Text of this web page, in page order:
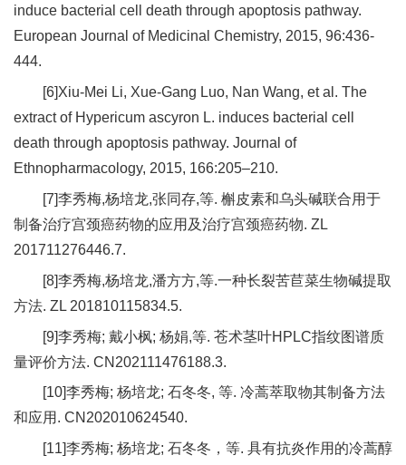
induce bacterial cell death through apoptosis pathway.
European Journal of Medicinal Chemistry, 2015, 96:436-
444.
[6]Xiu-Mei Li, Xue-Gang Luo, Nan Wang, et al. The
extract of Hypericum ascyron L. induces bacterial cell
death through apoptosis pathway. Journal of
Ethnopharmacology, 2015, 166:205–210.
[7]李秀梅,杨培龙,张同存,等. 槲皮素和乌头碱联合用于
制备治疗宫颈癌药物的应用及治疗宫颈癌药物. ZL
201711276446.7.
[8]李秀梅,杨培龙,潘方方,等.一种长裂苦苣菜生物碱提取
方法. ZL 201810115834.5.
[9]李秀梅; 戴小枫; 杨娟,等. 苍术茎叶HPLC指纹图谱质
量评价方法. CN202111476188.3.
[10]李秀梅; 杨培龙; 石冬冬, 等. 冷蒿萃取物其制备方法
和应用. CN202010624540.
[11]李秀梅; 杨培龙; 石冬冬，等. 具有抗炎作用的冷蒿醇